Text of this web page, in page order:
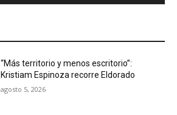
“Más territorio y menos escritorio”:
Kristiam Espinoza recorre Eldorado
agosto 5, 2026